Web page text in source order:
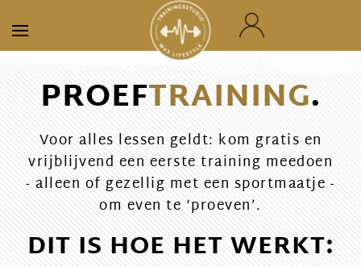
Skip to main content
PROEFTRAINING.
Voor alles lessen geldt: kom gratis en
vrijblijvend een eerste training meedoen
- alleen of gezellig met een sportmaatje -
om even te ‘proeven’.
DIT IS HOE HET WERKT: